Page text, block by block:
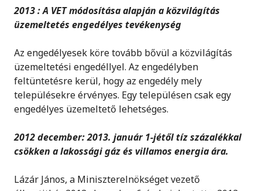
2013 : A VET módosítása alapján a közvilágítás
üzemeltetés engedélyes tevékenység
Az engedélyesek köre tovább bővül a közvilágítás
üzemeltetési engedéllyel. Az engedélyben
feltüntetésre kerül, hogy az engedély mely
településekre érvényes. Egy településen csak egy
engedélyes üzemeltető lehetséges.
2012 december: 2013. január 1-jétől tíz százalékkal
csökken a lakossági gáz és villamos energia ára.
Lázár János, a Miniszterelnökséget vezető